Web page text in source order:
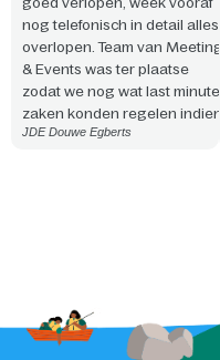
nog telefonisch in detail alles
overlopen. Team van Meeting
& Events was ter plaatse
zodat we nog wat last minute
zaken konden regelen indien
nodig. Vriendelijke en
JDE Douwe Egberts